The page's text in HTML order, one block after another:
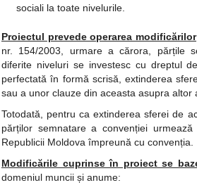
sociali la toate nivelurile.
Proiectul prevede operarea modificărilor
nr. 154/2003, urmare a cărora, părțile
diferite niveluri se investesc cu dreptul
perfectată în formă scrisă, extinderea
sau a unor clauze din aceasta asupra altor
Totodată, pentru ca extinderea sferei de
părților semnatare a convenției
Republicii Moldova împreună cu convenția.
Modificările cuprinse în proiect se
domeniul muncii și anume: